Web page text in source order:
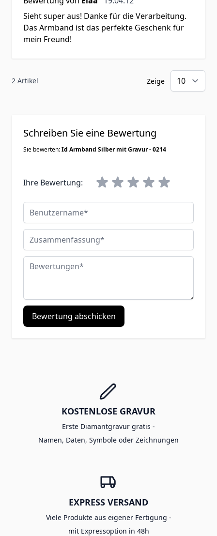
Sieht super aus! Danke für die Verarbeitung.
Das Armband ist das perfekte Geschenk für
mein Freund!
2 Artikel Zeige
Schreiben Sie eine Bewertung
Sie bewerten:Id Armband Silber mit Gravur - 0214
Ihre Bewertung:
Benutzername
Zusammenfassung
Bewertungen
Bewertung abschicken
KOSTENLOSE GRAVUR
Erste Diamantgravur gratis -
Namen, Daten, Symbole oder Zeichnungen
EXPRESS VERSAND
Viele Produkte aus eigener Fertigung -
mit Expressoption in 48h